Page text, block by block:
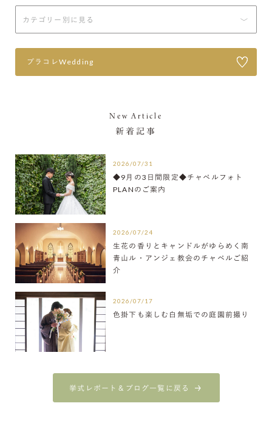
プラコレWedding
New Article
新着記事
2026/07/31
◆9月の3日間限定◆チャペルフォト
PLANのご案内
2026/07/24
生花の香りとキャンドルがゆらめく南
青山ル・アンジェ教会のチャペルご紹
介
2026/07/17
色掛下も楽しむ白無垢での庭園前撮り
挙式レポート＆ブログ一覧に戻る